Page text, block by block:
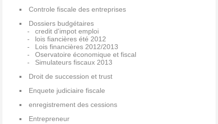
Controle fiscale des entreprises
Dossiers budgétaires
credit d'impot emploi
lois fiancières été 2012
Lois financières 2012/2013
Oservatoire économique et fiscal
Simulateurs fiscaux 2013
Droit de succession et trust
Enquete judiciaire fiscale
enregistrement des cessions
Entrepreneur